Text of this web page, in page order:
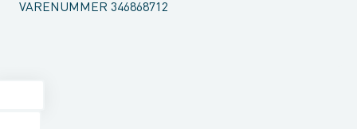
VARENUMMER 346868712